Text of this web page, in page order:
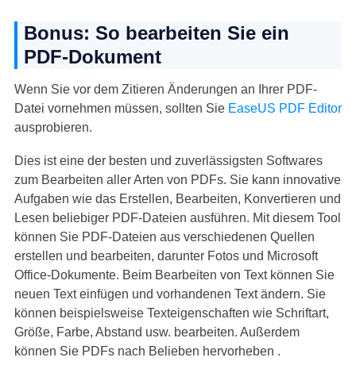
Bonus: So bearbeiten Sie ein
PDF-Dokument
Wenn Sie vor dem Zitieren Änderungen an Ihrer PDF-
Datei vornehmen müssen, sollten Sie EaseUS PDF Editor
ausprobieren.
Dies ist eine der besten und zuverlässigsten Softwares
zum Bearbeiten aller Arten von PDFs. Sie kann innovative
Aufgaben wie das Erstellen, Bearbeiten, Konvertieren und
Lesen beliebiger PDF-Dateien ausführen. Mit diesem Tool
können Sie PDF-Dateien aus verschiedenen Quellen
erstellen und bearbeiten, darunter Fotos und Microsoft
Office-Dokumente. Beim Bearbeiten von Text können Sie
neuen Text einfügen und vorhandenen Text ändern. Sie
können beispielsweise Texteigenschaften wie Schriftart,
Größe, Farbe, Abstand usw. bearbeiten. Außerdem
können Sie PDFs nach Belieben hervorheben .